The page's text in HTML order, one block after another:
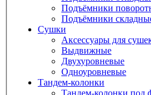
Подъёмники
Подъёмники
Сушки
Аксессуары для
Выдвижные
Двухуровневые
Одноуровневые
Тандем-колонки